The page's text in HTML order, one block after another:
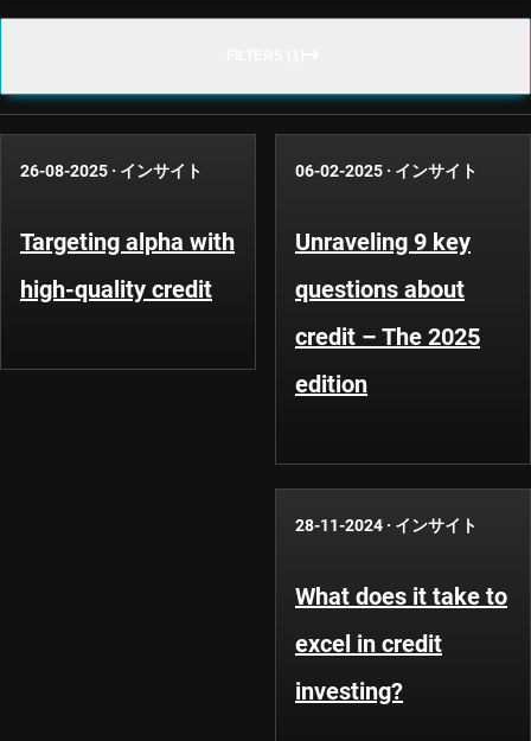
26-08-2025 · インサイト
Targeting alpha with
high-quality credit
06-02-2025 · インサイト
Unraveling 9 key
questions about
credit – The 2025
edition
28-11-2024 · インサイト
What does it take to
excel in credit
investing?